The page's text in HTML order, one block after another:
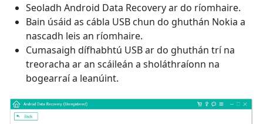
Seoladh Android Data Recovery ar do ríomhaire.
Bain úsáid as cábla USB chun do ghuthán Nokia a
nascadh leis an ríomhaire.
Cumasaigh dífhabhtú USB ar do ghuthán trí na
treoracha ar an scáileán a sholáthraíonn na
bogearraí a leanúint.